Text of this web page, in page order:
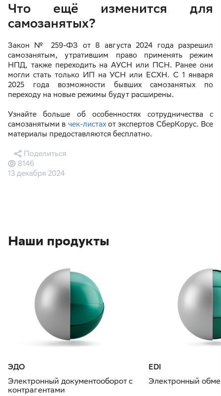
Что ещё изменится для
самозанятых?
Закон № 259-ФЗ от 8 августа 2024 года разрешил
самозанятым, утратившим право применять режим
НПД, также переходить на АУСН или ПСН. Ранее они
могли стать только ИП на УСН или ЕСХН. С 1 января
2025 года возможности бывших самозанятых по
переходу на новые режимы будут расширены.
Узнайте больше об особенностях сотрудничества с
самозанятыми в чек-листахот экспертов СберКорус. Все
материалы предоставляются бесплатно.
13 декабря 2024
8146
Поделиться
Наши продукты
ЭДО
Электронный документооборот с
контрагентами
EDI
Электронный